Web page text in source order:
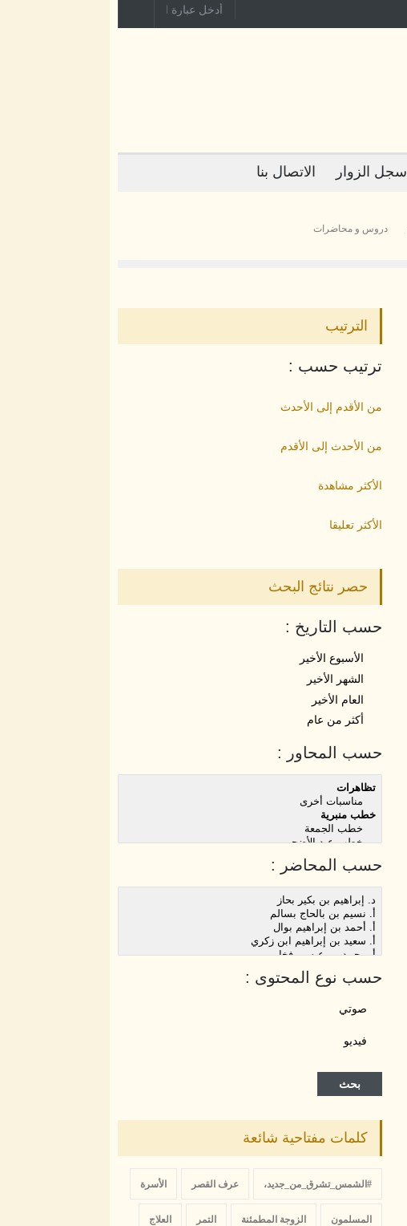
سجل الزوار الاتصال بنا
دروس و محاضرات
الترتيب
ترتيب حسب :
من الأقدم إلى الأحدث
من الأحدث إلى الأقدم
الأكثر مشاهدة
الأكثر تعليقا
حصر نتائج البحث
حسب التاريخ :
الأسبوع الأخير
الشهر الأخير
العام الأخير
أكثر من عام
حسب المحاور :
حسب المحاضر :
حسب نوع المحتوى :
صوتي
فيديو
بحث
كلمات مفتاحية شائعة
#الشمس_تشرق_من_جديد، عرف القصر الأسرة
المسلمون الزوجة المطمئنة التمر العلاج